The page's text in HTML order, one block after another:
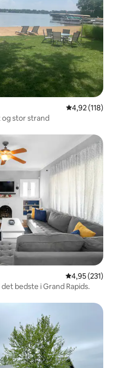
4,92 ud af 5 i
4,92 (118)
og stor strand
4,95 ud af 5 i
4,95 (231)
bedste i Grand Rapids.